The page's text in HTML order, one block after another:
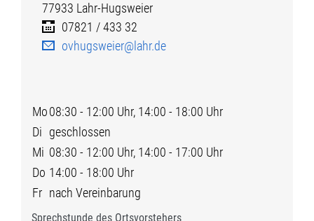
77933 Lahr-Hugsweier
07821 / 433 32
ovhugsweier@lahr.de
Mo08:30 - 12:00 Uhr, 14:00 - 18:00 Uhr
Di geschlossen
Mi 08:30 - 12:00 Uhr, 14:00 - 17:00 Uhr
Do 14:00 - 18:00 Uhr
Fr nach Vereinbarung
Sprechstunde des Ortsvorstehers